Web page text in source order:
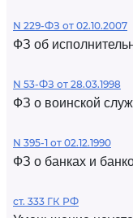
N 229-ФЗ от 02.10.2007
ФЗ об
N 53-ФЗ от 28.03.1998
ФЗ о воинской
N 395-1 от 02.12.1990
ФЗ о банках и
ст. 333 ГК РФ